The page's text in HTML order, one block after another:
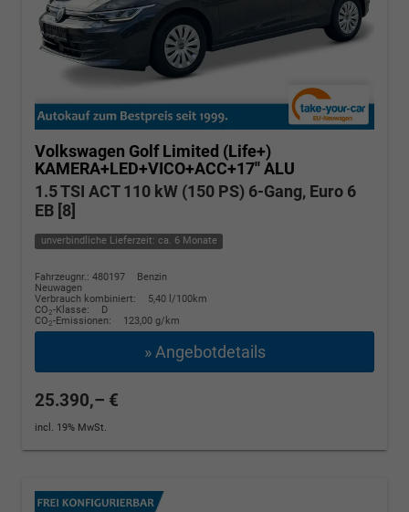
Volkswagen Golf Limited (Life+)
KAMERA+LED+VICO+ACC+17'' ALU
1.5 TSI ACT 110 kW (150 PS) 6-Gang, Euro 6
EB [8]
unverbindliche Lieferzeit: ca. 6 Monate
Fahrzeugnr.: 480197
Benzin
Neuwagen
Verbrauch kombiniert:
5,40 l/100km
CO2-Klasse:
D
CO2-Emissionen: 123,00 g/km
» Angebotdetails
25.390,– €
incl. 19% MwSt.